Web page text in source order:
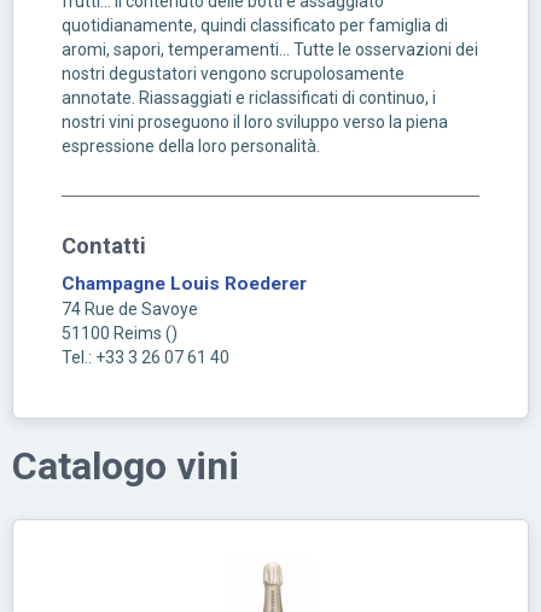
quotidianamente, quindi classificato per famiglia di
aromi, sapori, temperamenti... Tutte le osservazioni dei
nostri degustatori vengono scrupolosamente
annotate. Riassaggiati e riclassificati di continuo, i
nostri vini proseguono il loro sviluppo verso la piena
espressione della loro personalità.
Contatti
Champagne Louis Roederer
74 Rue de Savoye
51100 Reims ()
Tel.: +33 3 26 07 61 40
Catalogo vini